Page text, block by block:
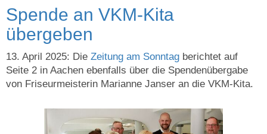
Spende an VKM-Kita
übergeben
13. April 2025: Die Zeitung am Sonntag berichtet auf
Seite 2 in Aachen ebenfalls über die Spendenübergabe
von Friseurmeisterin Marianne Janser an die VKM-Kita.